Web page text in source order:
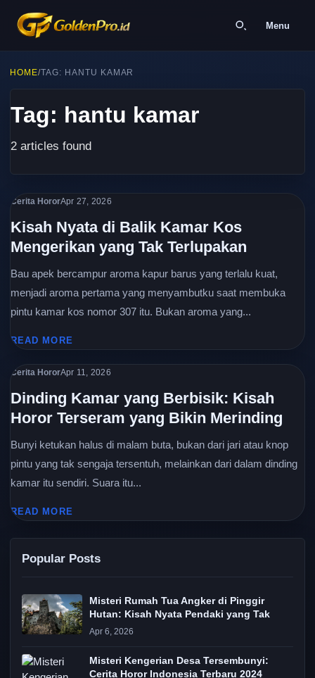
Menu
HOME/TAG: HANTU KAMAR
Tag: hantu kamar
2 articles found
Cerita HororApr 27, 2026
Kisah Nyata di Balik Kamar Kos
Mengerikan yang Tak Terlupakan
Bau apek bercampur aroma kapur barus yang terlalu kuat,
menjadi aroma pertama yang menyambutku saat membuka
pintu kamar kos nomor 307 itu. Bukan aroma yang...
READ MORE
Cerita HororApr 11, 2026
Dinding Kamar yang Berbisik: Kisah
Horor Terseram yang Bikin Merinding
Bunyi ketukan halus di malam buta, bukan dari jari atau knop
pintu yang tak sengaja tersentuh, melainkan dari dalam dinding
kamar itu sendiri. Suara itu...
READ MORE
Popular Posts
Misteri Rumah Tua Angker di Pinggir
Hutan: Kisah Nyata Pendaki yang Tak
Apr 6, 2026
Misteri Kengerian Desa Tersembunyi:
Cerita Horor Indonesia Terbaru 2024